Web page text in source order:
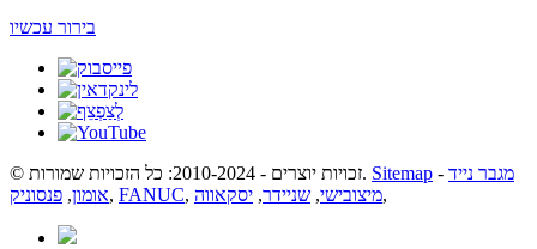
בירור עכשיו
© זכויות יוצרים - 2010-2024: כל הזכויות שמורות. Sitemap - מגבר נייד
אומון, פנסוניק , FANUC, מיצובישי, שניידר, יסקאווה ,